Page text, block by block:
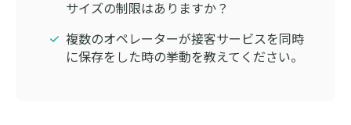
サイズの制限はありますか？
複数のオペレーターが接客サービスを同時
に保存をした時の挙動を教えてください。